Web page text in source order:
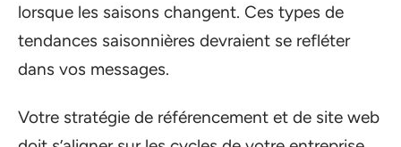
lorsque les saisons changent. Ces types de
tendances saisonnières devraient se refléter
dans vos messages.
Votre stratégie de référencement et de site web